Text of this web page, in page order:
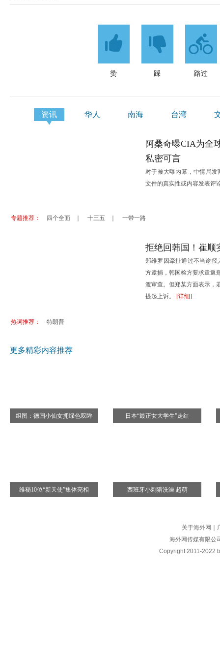
赞 踩 路过
资讯 华人 南海 台湾
阿桑奇曝CIA为全
私密可言
对于被大曝内幕，中情局发
文件的真实性或内容发表评
专题推荐： 四个全面 十三五 一带一路
拒绝回韩国！崔顺
郑维罗因牵扯通过不当途径
方逮捕，韩国检方要求遣返
渡审查。但郑某方面表示，
提起上诉。 [详细]
热词推荐： 特朗普
更多精彩内容推荐
组图：德国小仙女拥绿色双眸 日本“最正女大学生”走红
维秘10位“新天使”集体亮相 西班牙小刺猬洗澡 超萌
走世界：闯荡欧亚大陆的几种省钱线路
中华旅游
德国幼儿
关于海外网
海外网传媒有限公
Copyright2011-2022